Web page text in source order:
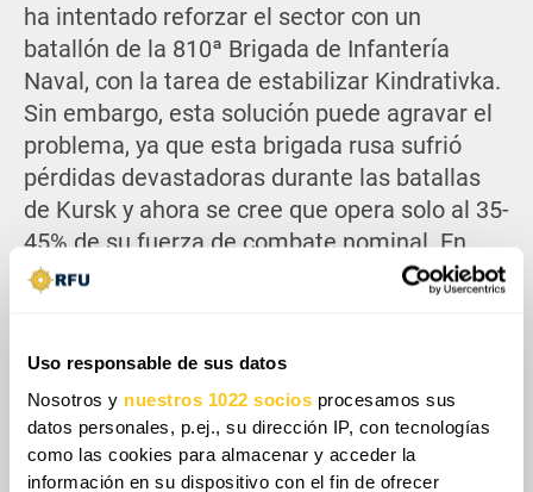
Uso responsable de sus datos
Nosotros y nuestros 1022 socios procesamos sus
datos personales, p.ej., su dirección IP, con tecnologías
como las cookies para almacenar y acceder la
información en su dispositivo con el fin de ofrecer
ha intentado reforzar el sector con un
batallón de la 810ª Brigada de Infantería
Naval, con la tarea de estabilizar Kindrativka.
Sin embargo, esta solución puede agravar el
problema, ya que esta brigada rusa sufrió
pérdidas devastadoras durante las batallas
de Kursk y ahora se cree que opera solo al 35-
45% de su fuerza de combate nominal. En
lugar de desplegar un batallón cohesionado e
unidades, una medida a medias que socava
aún más la cohesión y la interoperabilidad.
Aunque estos refuerzos puedan ralentizar
temporalmente los avances ucranianos,